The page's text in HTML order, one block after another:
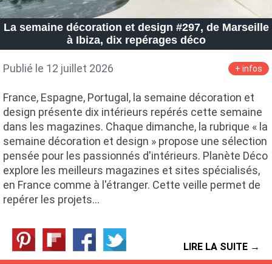
La semaine décoration et design #297, de Marseille
à Ibiza, dix repérages déco
Publié le 12 juillet 2026 + infos
France, Espagne, Portugal, la semaine décoration et
design présente dix intérieurs repérés cette semaine
dans les magazines. Chaque dimanche, la rubrique « la
semaine décoration et design » propose une sélection
pensée pour les passionnés d'intérieurs. Planète Déco
explore les meilleurs magazines et sites spécialisés,
en France comme à l'étranger. Cette veille permet de
repérer les projets…
LIRE LA SUITE →